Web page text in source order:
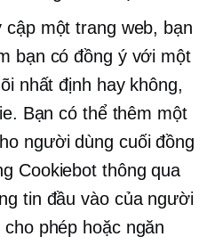
cập một trang web, bạn
bạn có đồng ý với một
nhất định hay không,
Bạn có thể thêm một
người dùng cuốiđồng
Cookiebot thông qua
tin đầu vào của người
phép hoặc ngăn